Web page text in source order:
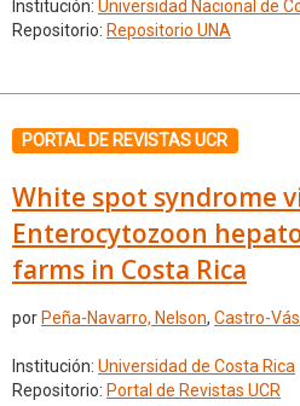
Institución: Universidad Nacional de
Repositorio: Repositorio UNA
PORTAL DE REVISTAS UCR
White spot syndrome
Enterocytozoon
farms in Costa Rica
por Peña-Navarro, Nelson, Castro-
Institución: Universidad de Costa Rica
Repositorio: Portal de Revistas UCR